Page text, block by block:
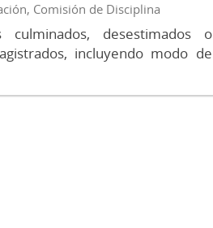
Comisión de Disciplina
desestimados o
incluyendo modo de